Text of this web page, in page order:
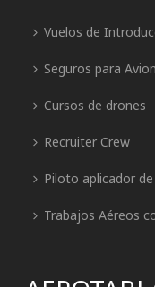
Vuelos de
Seguros para
Cursos de drones
Recruiter Crew
Piloto aplicador
Trabajos Aéreos